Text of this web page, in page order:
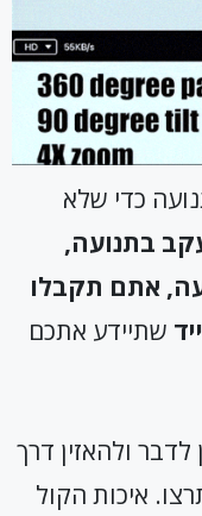
כדי שלא
בתנועה,
אתם תקבלו
שתיידע אתכם
לדבר ולהאזין דרך
איכות הקול